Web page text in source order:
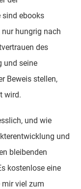
sind ebooks
nur hungrig nach
des
und seine
Beweis stellen,
wird.
und wie
und
bleibenden
kostenlose eine
viel zum